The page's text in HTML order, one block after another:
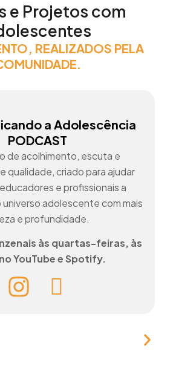
e Projetos com
REALIZADOS PELA
a Adolescência
PODCAST
de acolhimento, escuta e
qualidade, criado para ajudar
e profissionais a
adolescente com mais
e profundidade.
às quartas-feiras, às
YouTube e Spotify.